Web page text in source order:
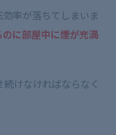
率が落ちてしまいま
に部屋中に煙が充満
けなければならなく